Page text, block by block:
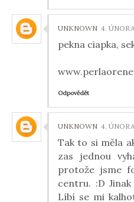
UNKNOWN 4.
pekna ciapka,
Odpovědět
UNKNOWN 4.
Tak to si měla
zas jednou
protože jsme
centru. :D
Líbí se mi